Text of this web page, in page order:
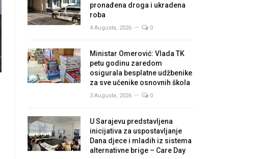
pronađena droga i ukradena
roba
4 Augusta, 2026 0
Ministar Omerović: Vlada TK
petu godinu zaredom
osigurala besplatne udžbenike
za sve učenike osnovnih škola
3 Augusta, 2026 0
U Sarajevu predstavljena
inicijativa za uspostavljanje
Dana djece i mladih iz sistema
alternativne brige – Care Day